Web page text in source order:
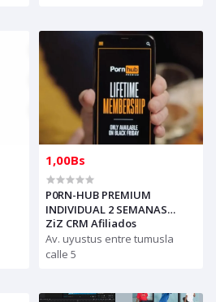
1,00Bs
P0RN-HUB PREMIUM
INDIVIDUAL 2 SEMANAS
GARANTIA(1 dispositvo)
ZiZ CRM Afiliados
Av. uyustus entre tumusla
calle 5